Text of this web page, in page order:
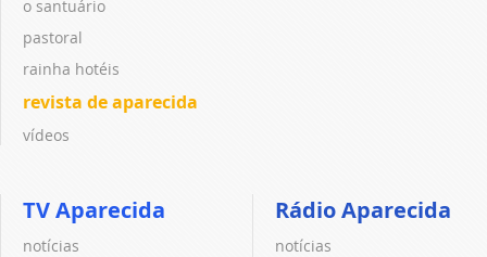
o santuário
pastoral
rainha hotéis
revista de aparecida
vídeos
TV Aparecida
notícias
Rádio Aparecida
notícias